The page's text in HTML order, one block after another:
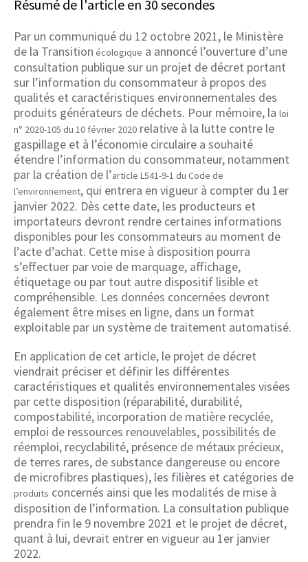
Résumé de l'article en 30 secondes
Par un communiqué du 12 octobre 2021, le Ministère
de la Transition écologique a annoncé l’ouverture d’une
consultation publique sur un projet de décret portant
sur l’information du consommateur à propos des
qualités et caractéristiques environnementales des
produits générateurs de déchets. Pour mémoire, la loi
n° 2020-105 du 10 février 2020 relative à la lutte contre le
gaspillage et à l’économie circulaire a souhaité
étendre l’information du consommateur, notamment
par la création de l’article L541-9-1 du Code de
l’environnement, qui entrera en vigueur à compter du 1er
janvier 2022. Dès cette date, les producteurs et
importateurs devront rendre certaines informations
disponibles pour les consommateurs au moment de
l’acte d’achat. Cette mise à disposition pourra
s’effectuer par voie de marquage, affichage,
étiquetage ou par tout autre dispositif lisible et
compréhensible. Les données concernées devront
également être mises en ligne, dans un format
exploitable par un système de traitement automatisé.
En application de cet article, le projet de décret
viendrait préciser et définir les différentes
caractéristiques et qualités environnementales visées
par cette disposition (réparabilité, durabilité,
compostabilité, incorporation de matière recyclée,
emploi de ressources renouvelables, possibilités de
réemploi, recyclabilité, présence de métaux précieux,
de terres rares, de substance dangereuse ou encore
de microfibres plastiques), les filières et catégories de
produits concernés ainsi que les modalités de mise à
disposition de l’information. La consultation publique
prendra fin le 9 novembre 2021 et le projet de décret,
quant à lui, devrait entrer en vigueur au 1er janvier
2022.